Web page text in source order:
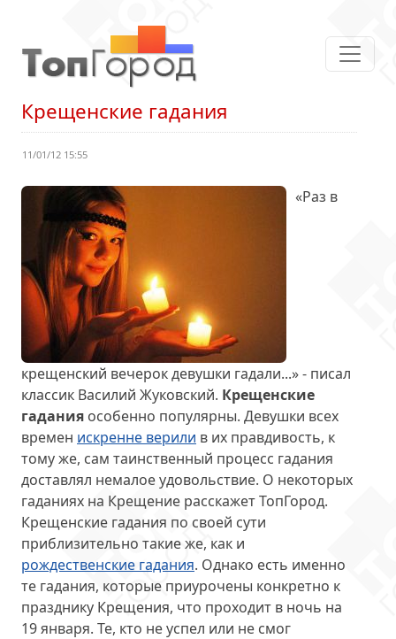
Крещенские гадания
11/01/12 15:55
«Раз в
крещенский вечерок девушки гадали...» - писал
классик Василий Жуковский. Крещенские
гадания особенно популярны. Девушки всех
времен искренне верили в их правдивость, к
тому же, сам таинственный процесс гадания
доставлял немалое удовольствие. О некоторых
гаданиях на Крещение расскажет ТопГород.
Крещенские гадания по своей сути
приблизительно такие же, как и
рождественские гадания. Однако есть именно
те гадания, которые приурочены конкретно к
празднику Крещения, что проходит в ночь на
19 января. Те, кто не успел или не смог